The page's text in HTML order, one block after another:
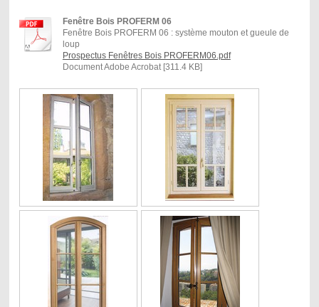
Fenêtre Bois PROFERM 06
Fenêtre Bois PROFERM 06 : système mouton et gueule de
loup
Prospectus Fenêtres Bois PROFERM06.pdf
Document Adobe Acrobat [311.4 KB]